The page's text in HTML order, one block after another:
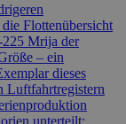
Flottenübersicht
Mrija der
– ein
dieses
Luftfahrtregistern
unterteilt: